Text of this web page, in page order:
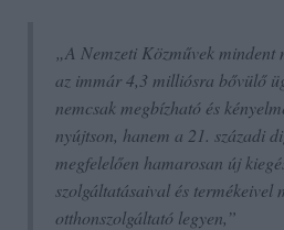
„A Nemzeti Közművek mindent
az immár 4,3 milliósra bővülő
nemcsak megbízható és
nyújtson, hanem a 21. századi
megfelelően hamarosan új
szolgáltatásaival és termékeivel
otthonszolgáltató legyen,”